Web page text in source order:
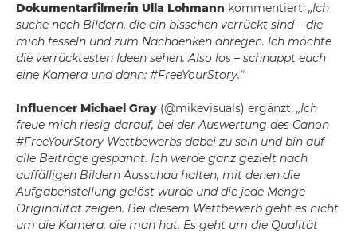
Dokumentarfilmerin Ulla Lohmann kommentiert: „Ich
suche nach Bildern, die ein bisschen verrückt sind – die
mich fesseln und zum Nachdenken anregen. Ich möchte
die verrücktesten Ideen sehen. Also los – schnappt euch
eine Kamera und dann: #FreeYourStory.“
Influencer Michael Gray (@mikevisuals) ergänzt: „Ich
freue mich riesig darauf, bei der Auswertung des Canon
#FreeYourStory Wettbewerbs dabei zu sein und bin auf
alle Beiträge gespannt. Ich werde ganz gezielt nach
auffälligen Bildern Ausschau halten, mit denen die
Aufgabenstellung gelöst wurde und die jede Menge
Originalität zeigen. Bei diesem Wettbewerb geht es nicht
um die Kamera, die man hat. Es geht um die Qualität